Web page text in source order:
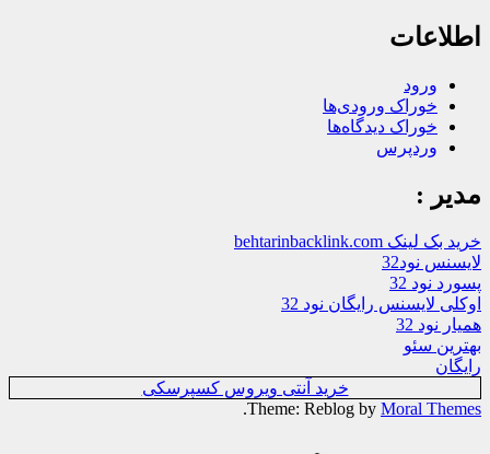
اطلاعات
ورود
خوراک ورودی‌ها
خوراک دیدگاه‌ها
وردپرس
مدیر :
خرید بک لینک behtarinbacklink.com
لایسنس نود32
پسورد نود 32
اوکلی لایسنس رایگان نود 32
همیار نود 32
بهترین سئو
رایگان
خرید آنتی ویروس کسپرسکی
Theme: Reblog by Moral Themes
.